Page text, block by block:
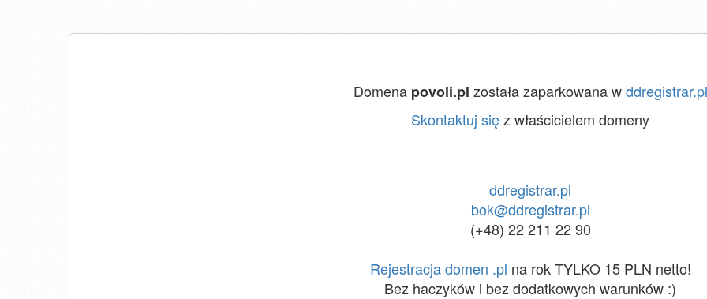
Domena povoli.pl została zaparkowana wddregistrar.pl
Skontaktuj sięz właścicielem domeny
ddregistrar.pl
bok@ddregistrar.pl
(+48) 22 211 22 90
Rejestracja domen .pl na rok TYLKO 15 PLN netto!
Bez haczyków i bez dodatkowych warunków :)